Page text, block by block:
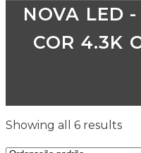
NOVA LED
COR 4.3K
Showing all 6 results